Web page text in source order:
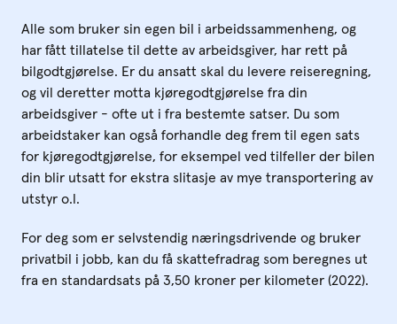
Alle som bruker sin egen bil i arbeidssammenheng, og
har fått tillatelse til dette av arbeidsgiver, har rett på
bilgodtgjørelse. Er du ansatt skal du levere reiseregning,
og vil deretter motta kjøregodtgjørelse fra din
arbeidsgiver - ofte ut i fra bestemte satser. Du som
arbeidstaker kan også forhandle deg frem til egen sats
for kjøregodtgjørelse, for eksempel ved tilfeller der bilen
din blir utsatt for ekstra slitasje av mye transportering av
utstyr o.l.
For deg som er selvstendig næringsdrivende og bruker
privatbil i jobb, kan du få skattefradrag som beregnes ut
fra en standardsats på 3,50 kroner per kilometer (2022).